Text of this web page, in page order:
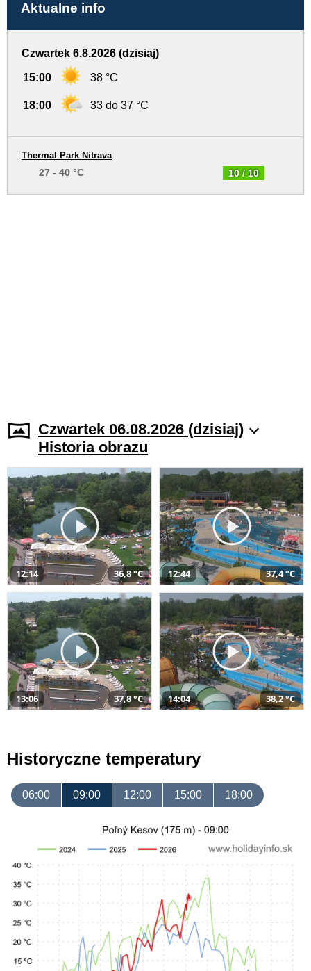
Aktualne info
Czwartek 6.8.2026 (dzisiaj)
15:00 38 °C
18:00 33 do 37 °C
10 / 10
Thermal Park Nitrava
27 - 40 °C
Czwartek 06.08.2026 (dzisiaj)
Historia obrazu
12:14 36,8 °C 12:44 37,4 °C
13:06 37,8 °C 14:04 38,2 °C
Historyczne temperatury
06:00 09:00 12:00 15:00 18:00